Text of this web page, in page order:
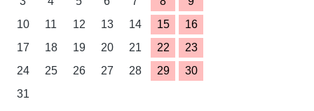
10
11 12 13 14 15
16
17
18 19 20 21 22
23
24
25 26 27 28 29
30
31